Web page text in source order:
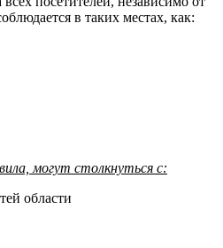
в таких местах, как:
могут столкнуться с:
области